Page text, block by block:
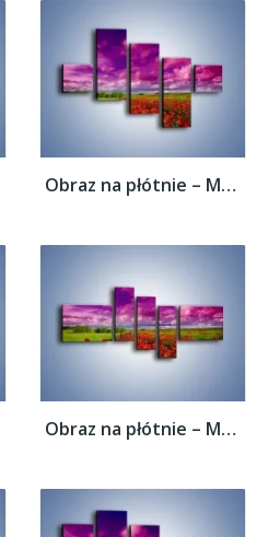
Obraz na płótnie – Maki nad fioletowymi...
Obraz na płótnie – Maki nad fioletowymi...